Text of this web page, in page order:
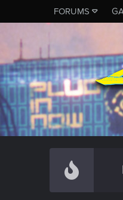
FORUMS